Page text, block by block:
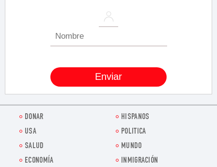
DONAR
HISPANOS
USA
POLITICA
SALUD
MUNDO
ECONOMÍA
INMIGRACIÓN